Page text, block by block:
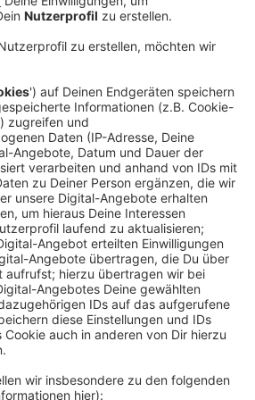
schwierig gewesen, an
kommen. Viele Apotheken sind
zu füllen, um den Bedarf für den
zu können. Seit diesem
neues Gesetz der
gegen Lieferengpässe helfen
der Sprecher des
im Rhein-Kreis Neuss, Christoph
als halbherzig. Wenn die
Medikament durch ein
es zum Beispiel noch keine
abzurechnen. Älteren Menschen
deshalb, sich vorsorglich gegen